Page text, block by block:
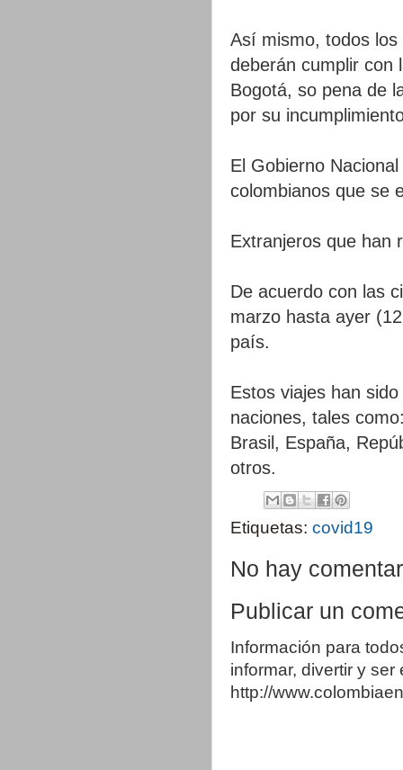
Así mismo, todos
deberán cumplir con
Bogotá, so pena de
por su
El Gobierno
colombianos que se
Extranjeros que han
De acuerdo con las
marzo hasta ayer
país.
Estos viajes han
naciones, tales
Brasil, España,
otros.
Etiquetas: covid19
No hay
Publicar un
Información para
informar, divertir y
http://